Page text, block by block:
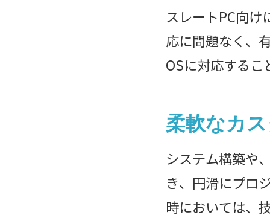
スレートPC向け
応に問題なく、
OSに対応するこ
柔軟なカ
システム構築や
き、円滑にプロ
時においては、